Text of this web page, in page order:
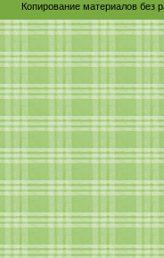
Копирование материалов без